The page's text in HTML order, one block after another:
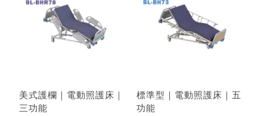
美式護欄｜電動照護床｜
三功能
標準型｜電動照護床｜五
功能